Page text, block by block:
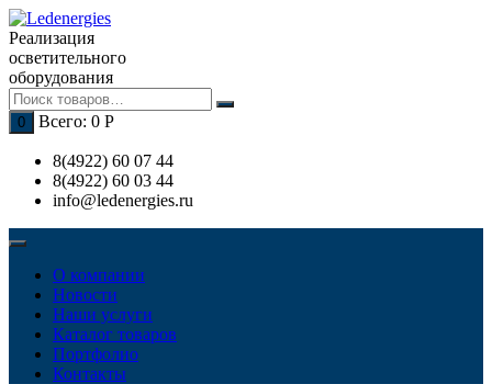
Перейти
к
содержимому
Реализация
осветительного
оборудования
0 Всего: 0 Р
8(4922) 60 07 44
8(4922) 60 03 44
info@ledenergies.ru
О компании
Новости
Наши услуги
Каталог товаров
Портфолио
Контакты